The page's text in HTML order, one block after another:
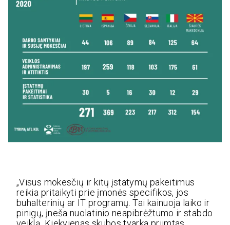
„Visus mokesčių ir kitų įstatymų pakeitimus
reikia pritaikyti prie įmonės specifikos, jos
buhalterinių ar IT programų. Tai kainuoja laiko ir
pinigų, įneša nuolatinio neapibrėžtumo ir stabdo